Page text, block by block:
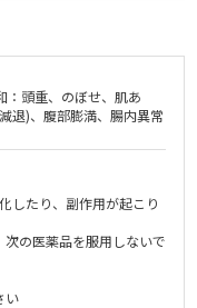
頭重、のぼせ、肌あ
退)、腹部膨満、腸内異常
したり、副作用が起こり
の医薬品を服用しないで
い